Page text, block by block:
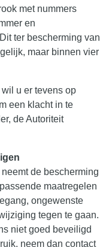
met nummers
en
ter bescherming van
maar binnen vier
u er tevens op
een klacht in te
de Autoriteit
de bescherming
maatregelen
ongewenste
tegen te gaan.
niet goed beveiligd
neem dan contact